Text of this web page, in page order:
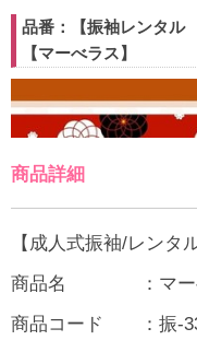
品番：【振袖レンタ
【マーべラス】
商品詳細
【成人式振袖/レンタ
商品名 ：マー
商品コード ：振-